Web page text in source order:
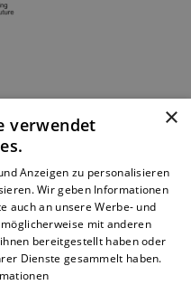
×
verwendet
Anzeigen zu personalisieren
Wir geben Informationen
auch an unsere Werbe- und
mit anderen
bereitgestellt haben oder
Dienste gesammelt haben.